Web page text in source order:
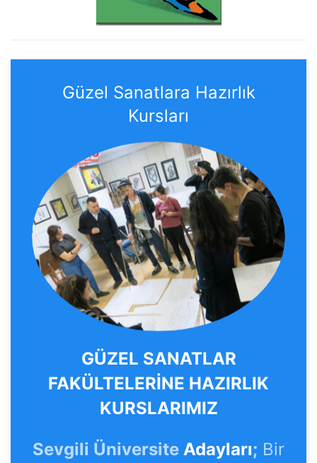
Güzel Sanatlara Hazırlık
Kursları
GÜZEL SANATLAR
FAKÜLTELERİNE HAZIRLIK
KURSLARIMIZ
Sevgili Üniversite Adayları; Bir